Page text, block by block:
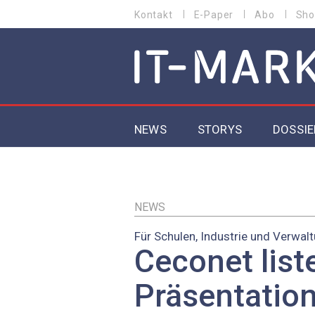
zum
MENU
Kontakt E-Paper Abo
MAIN NAVIGATION
NEWS STORYS
EU-
NEWS
Für Schulen, Industrie und
Ceconet